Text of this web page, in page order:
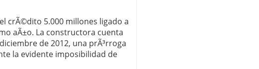
crÃ©dito 5.000 millones ligado a
aÃ±o. La constructora cuenta
de 2012, una prÃ³rroga
la evidente imposibilidad de